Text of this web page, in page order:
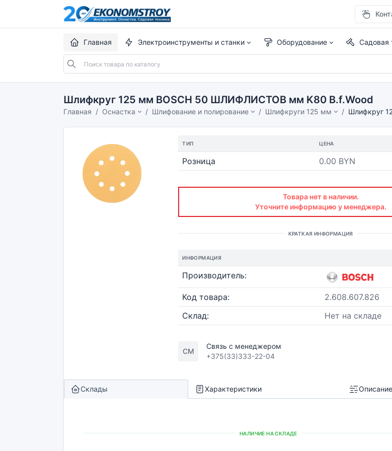
Главная Электроинструменты и станки Оборудование Садовая
Шлифкруг 125 мм BOSCH 50 ШЛИФЛИСТОВ мм K80 B.f.Wood
Главная Оснастка Шлифование и полирование Шлифкруги 125 мм Шлифкруг
ТИП ЦЕНА
Розница 0.00 BYN
Товара нет в наличии.
Уточните информацию у менеджера.
КРАТКАЯ ИНФОРМАЦИЯ
ИНФОРМАЦИЯ
Производитель:
Код товара:
2.608.607.826
Склад:
Нет на складе
СМ
Связь с менеджером
+375(33)333-22-04
Склады Характеристики Описание
НАЛИЧИЕ НА СКЛАДЕ